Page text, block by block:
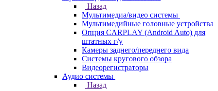
Назад
Мультимедиа/видео системы
Мультимедийные головные устройства
Опция CARPLAY (Android Auto) для
штатных г/у
Камеры заднего/переднего вида
Системы кругового обзора
Видеорегистраторы
Аудио системы
Назад